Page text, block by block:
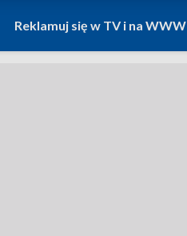
Reklamuj się w TV i na WWW